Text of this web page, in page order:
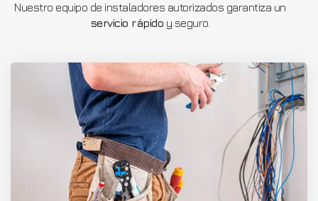
Nuestro equipo de instaladores autorizados garantiza un
servicio rápido y seguro.